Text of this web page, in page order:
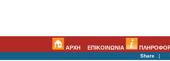
ΑΡΧΗ ΕΠΙΚΟΙΝΩΝΙΑ
Share |